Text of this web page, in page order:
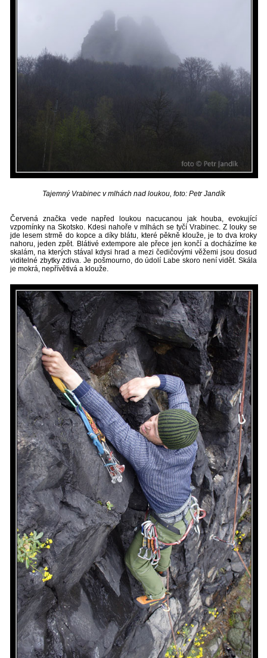
Tajemný Vrabinec v mlhách nad loukou, foto: Petr Jandík
Červená značka vede napřed loukou nacucanou jak houba, evokující
vzpomínky na Skotsko. Kdesi nahoře v mlhách se tyčí Vrabinec. Z louky se
jde lesem strmě do kopce a díky blátu, které pěkně klouže, je to dva kroky
nahoru, jeden zpět. Blátivé extempore ale přece jen končí a docházíme ke
skalám, na kterých stával kdysi hrad a mezi čedičovými věžemi jsou dosud
viditelné zbytky zdiva. Je pošmourno, do údolí Labe skoro není vidět. Skála
je mokrá, nepřívětivá a klouže.